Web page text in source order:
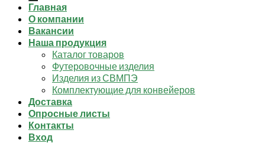
Главная
О компании
Вакансии
Наша продукция
Каталог товаров
Футеровочные изделия
Изделия из СВМПЭ
Комплектующие для конвейеров
Доставка
Опросные листы
Контакты
Вход